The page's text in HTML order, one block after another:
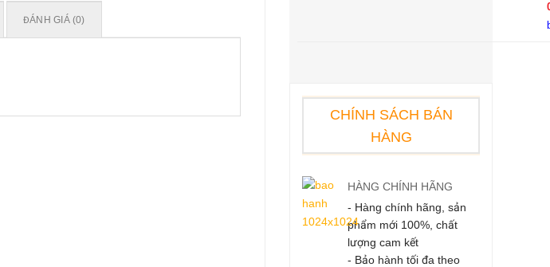
CHÍNH SÁCH BÁN
HÀNG
HÀNG CHÍNH HÃNG
- Hàng chính hãng, sản
phẩm mới 100%, chất
lượng cam kết
- Bảo hành tối đa theo
ĐÁNH GIÁ (0)